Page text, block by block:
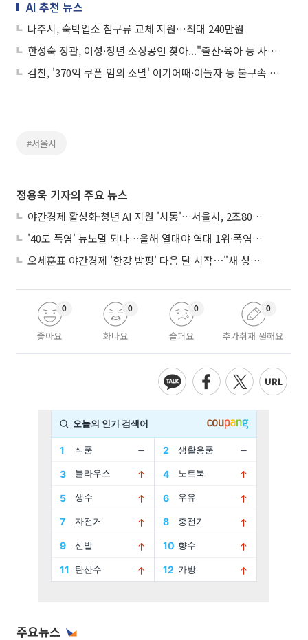
AI 추천 뉴스
나주시, 숙박업소 침구류 교체 지원…최대 240만원
한성숙 장관, 여성·청년 소상공인 찾아..."출산·육아 등 사회안전망 강화"
검찰, '370억 쿠폰 임의 소멸' 여기어때·야놀자 등 불구속 기소
#서울시
정용욱 기자의 주요 뉴스
야간경제 활성화·청년 AI 지원 '시동'…서울시, 2조8061억 추경 편성
'40도 폭염' 뉴노멀 되나…올해 열대야 역대 1위·폭염일수 평년 3배 넘어
오세훈표 야간경제 '한강 밤핑' 다음 달 시작⋯"새 성장동력 만들 것"
좋아요
0
화나요
0
슬퍼요
0
추가취재 원해요
0
주요뉴스